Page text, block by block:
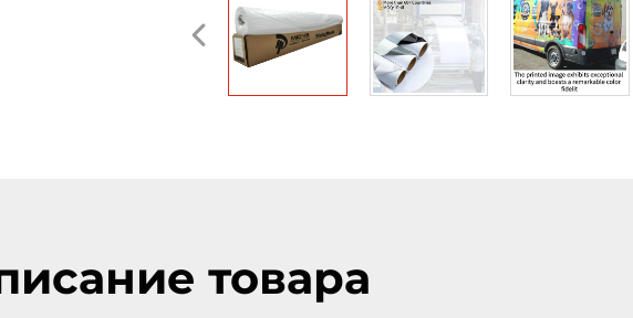
товара